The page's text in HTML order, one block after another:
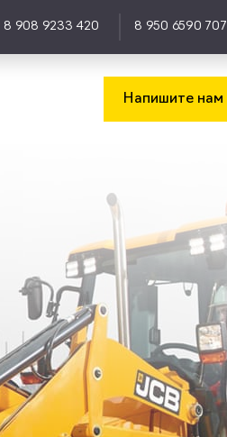
8 908 9233 420 8 950 6590 707
Напишите нам